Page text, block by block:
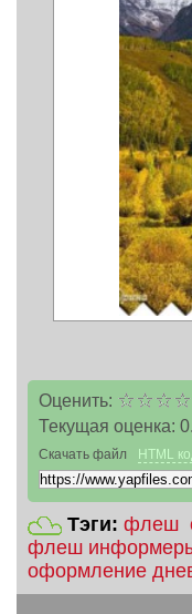
Оценить:
Текущая оценка:
Скачать файл HTML
Тэги: флеш
флеш
оформление